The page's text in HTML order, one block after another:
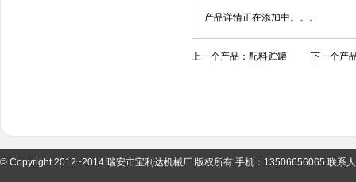
产品详情正在添加中。。。
上一个产品： 配料贮罐 下一个产
© Copyright 2012~2014 瑞安市宝利达机械厂 版权所有.手机：13506656065 联系